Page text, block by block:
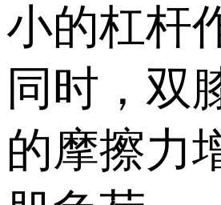
小的杠杆
同时，双
的摩擦力